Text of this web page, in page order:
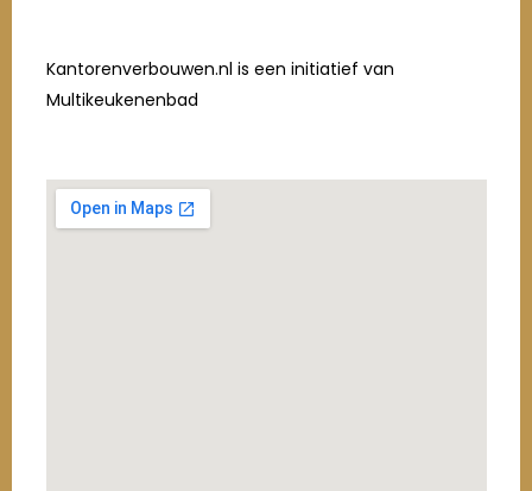
Kantorenverbouwen.nl is een initiatief van
Multikeukenenbad